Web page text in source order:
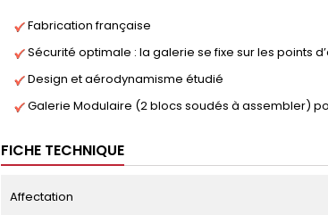
Fabrication française
Sécurité optimale : la galerie se fixe sur les points
Design et aérodynamisme étudié
Galerie Modulaire (2 blocs soudés à assembler)
FICHE TECHNIQUE
Affectation